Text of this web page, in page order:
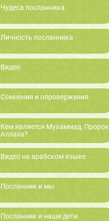
Чудеса посланника
Личность посланника
Видео
Сомнения и опровержения
Кем является Мухаммад, Пророк
Аллаха?
Видео на арабском языке
Посланник и мы
Посланник и наши дети